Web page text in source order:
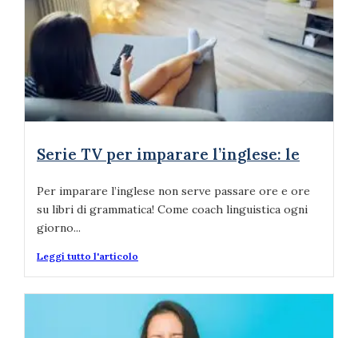
Serie TV per imparare l’inglese: le
Per imparare l’inglese non serve passare ore e ore
su libri di grammatica! Come coach linguistica ogni
giorno...
Leggi tutto l'articolo